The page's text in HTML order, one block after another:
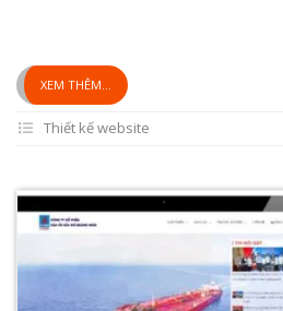
XEM THÊM...
Thiết kế website